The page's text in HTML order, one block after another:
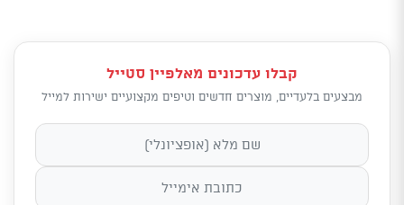
קבלו עדכונים מאלפיין סטייל
מבצעים בלעדיים, מוצרים חדשים וטיפים מקצועיים ישירות למייל